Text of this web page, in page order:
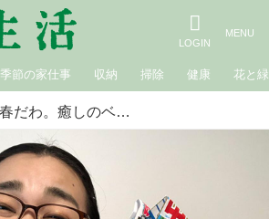
季節の家仕事 収納 掃除 健康 花と緑
もうすぐ春だわ。癒しのベランダ菜園計画｜白鳥久美子の手作り暮らし